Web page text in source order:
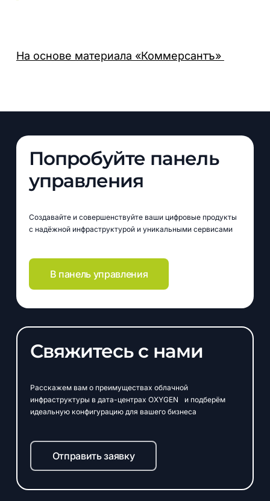
На основе материала «Коммерсантъ»
Попробуйте панель
управления
Создавайте и совершенствуйте ваши цифровые продукты
с надёжной инфраструктурой и уникальными сервисами
В панель управления
Свяжитесь с нами
Расскажем вам о преимуществах облачной
инфраструктуры в дата-центрах OXYGEN и подберём
идеальную конфигурацию для вашего бизнеса
Отправить заявку